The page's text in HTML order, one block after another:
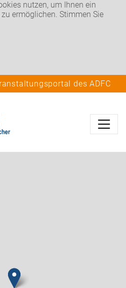
nutzen, um Ihnen ein
ermöglichen. Stimmen Sie
des ADFC